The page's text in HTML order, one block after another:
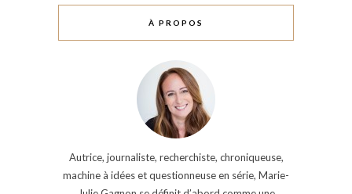
À PROPOS
Autrice, journaliste, recherchiste, chroniqueuse,
machine à idées et questionneuse en série, Marie-